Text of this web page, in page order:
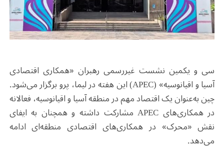
سی و یکمین نشست غیررسمی رهبران «همکاری اقتصادی
آسیا و اقیانوسیه» (APEC) این هفته در لیما، پرو برگزار می‌شود.
چین به‌عنوان یک اقتصاد مهم در منطقه آسیا و اقیانوسیه، فعالانه
در همکاری‌های APEC مشارکت داشته و همچنان به ایفای
نقش «محرک» در همکاری‌های اقتصادی منطقه‌ای ادامه
می‌دهد.